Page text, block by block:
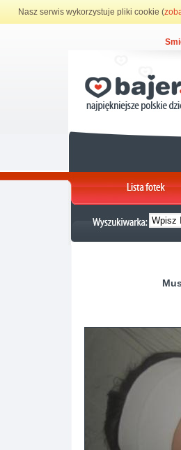
Nasz serwis wykorzystuje pliki cookie (